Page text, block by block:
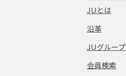
JUとは
沿革
JUグループ
会員検索